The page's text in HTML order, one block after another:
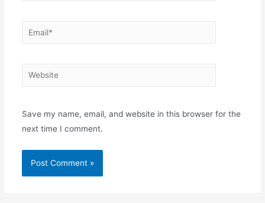
Email*
Website
Save my name, email, and website in this browser for the
next time I comment.